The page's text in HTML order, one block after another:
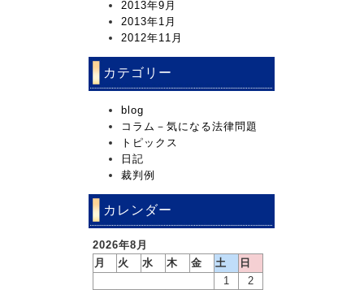
2013年9月
2013年1月
2012年11月
カテゴリー
blog
コラム－気になる法律問題
トピックス
日記
裁判例
カレンダー
2026年8月
月
火 水 木 金 土
日
1
2